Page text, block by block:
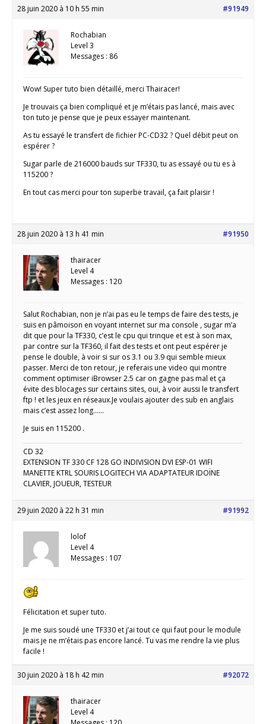
28 juin 2020 à 10 h 55 min #91949
Rochabian
Level 3
Messages : 86
Wow! Super tuto bien détaillé, merci Thairacer!
Je trouvais ça bien compliqué et je m’étais pas lancé, mais avec
ton tuto je pense que je peux essayer maintenant.
As tu essayé le transfert de fichier PC-CD32 ? Quel débit peut on
espérer ?
Sugar parle de 216000 bauds sur TF330, tu as essayé ou tu es à
115200 ?
En tout cas merci pour ton superbe travail, ça fait plaisir !
28 juin 2020 à 13 h 41 min #91950
thairacer
Level 4
Messages : 120
Salut Rochabian, non je n’ai pas eu le temps de faire des tests, je
suis en pâmoison en voyant internet sur ma console , sugar m’a
dit que pour la TF330, c’est le cpu qui trinque et est à son max,
par contre sur la TF360, il fait des tests et ont peut espérer je
pense le double, à voir si sur os 3.1 ou 3.9 qui semble mieux
passer. Merci de ton retour, je referais une video qui montre
comment optimiser iBrowser 2.5 car on gagne pas mal et ça
évite des blocages sur certains sites, oui, à voir aussi le transfert
ftp ! et les jeux en réseaux.Je voulais ajouter des sub en anglais
mais c’est assez long……
Je suis en 115200 .
CD 32
EXTENSION TF 330 CF 128 GO INDIVISION DVI ESP-01 WIFI
MANETTE KTRL SOURIS LOGITECH VIA ADAPTATEUR IDOÏNE
CLAVIER, JOUEUR, TESTEUR
29 juin 2020 à 22 h 31 min #91992
lolof
Level 4
Messages : 107
Félicitation et super tuto.
Je me suis soudé une TF330 et j’ai tout ce qui faut pour le module
mais je ne m’étais pas encore lancé. Tu vas me rendre la vie plus
facile !
30 juin 2020 à 18 h 42 min #92072
thairacer
Level 4